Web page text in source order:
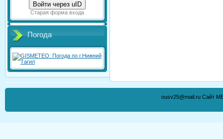
Войти через uID
Старая форма входа
Погода
ousv25@mail.ru Сайт